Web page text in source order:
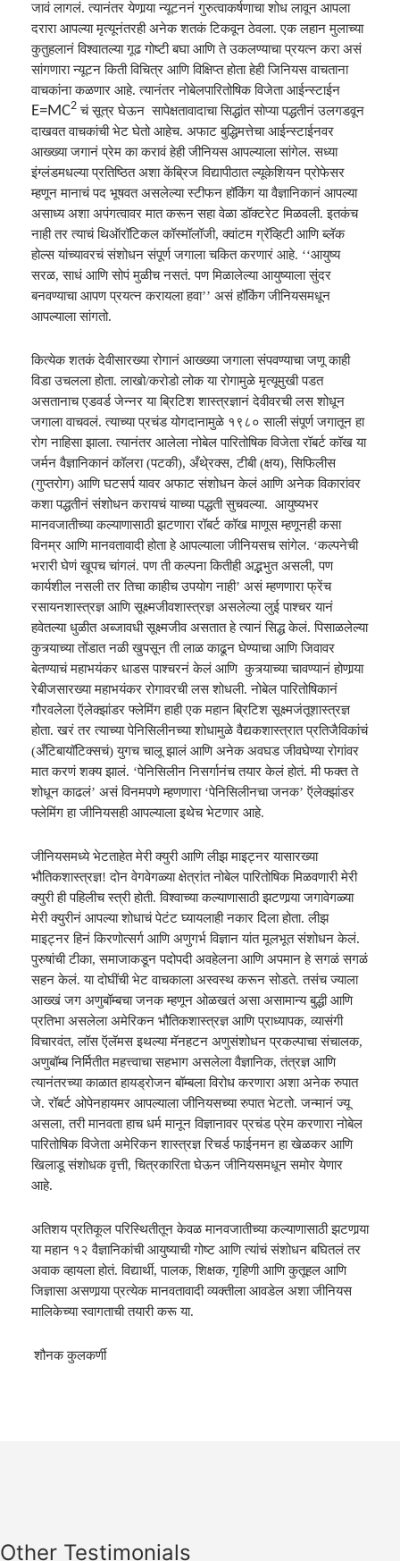
जावं लागलं. त्यानंतर येणार्‍यान्यूटननं गुरुत्वाकर्षणाचा शोध लावून आपला
दरारा आपल्या मृत्यूनंतरही अनेक शतकं टिकवून ठेवला. एक लहान मुलाच्या
कुतुहलानं विश्‍वातल्या गूढ गोष्टी बघा आणि ते उकलण्याचा प्रयत्न करा असं
सांगणारान्यूटन किती विचित्र आणि विक्षिप्त होता हेही जिनियस वाचताना
वाचकांना कळणार आहे. त्यानंतर नोबेलपारितोषिक विजेता आईन्स्टाईन
E=MC2 चं सूत्र घेऊन सापेक्षतावादाचा सिद्धांत सोप्या पद्धतीनं उलगडवून
दाखवत वाचकांची भेट घेतो आहेच. अफाट बुद्धिमत्तेचा आईन्स्टाईनवर
आख्ख्या जगानं प्रेम का करावं हेही जीनियस आपल्याला सांगेल. सध्या
इंग्लंडमधल्या प्रतिष्ठित अशा केंब्रिज विद्यापीठातल्यूकेशियन प्रोफेसर
म्हणून मानाचं पद भूषवत असलेल्या स्टीफन हॉकिंग या वैज्ञानिकानं आपल्या
असाध्य अशा अपंगत्वावर मात करून सहा वेळा डॉक्टरेट मिळवली. इतकंच
नाही तर त्याचं थिऑरॉटिकल कॉस्मॉलॉजी,क्वांटम ग्रॅव्हिटी आणि ब्लॅक
होल्स यांच्यावरचं संशोधन संपूर्ण जगाला चकित करणारं आहे. ‘‘आयुष्य
सरळ,साधं आणि सोपं मुळीच नसतं. पण मिळालेल्या आयुष्याला सुंदर
बनवण्याचा आपण प्रयत्न करायला हवा’’ असं हॉकिंगजीनियसमधून
आपल्याला सांगतो.
कित्येक शतकं देवीसारख्या रोगानं आख्ख्या जगाला संपवण्याचा जणू काही
विडा उचलला होता. लाखो/करोडो लोक या रोगामुळे मृत्यूमुखी पडत
असतानाच एडवर्ड जेन्नर या ब्रिटिश शास्त्रज्ञानं देवीवरची लस शोधून
जगाला वाचवलं. त्याच्या प्रचंड योगदानामुळे १९८० साली संपूर्ण जगातून हा
रोग नाहिसा झाला. त्यानंतर आलेला नोबेल पारितोषिक विजेता रॉबर्ट कॉख या
जर्मन वैज्ञानिकानं कॉलरा (पटकी), अँथे्रक्स,टीबी (क्षय),सिफिलीस
(गुप्तरोग) आणि घटसर्प यावर अफाट संशोधन केलं आणि अनेक विकारांवर
कशा पद्धतीनं संशोधन करायचं याच्या पद्धती सुचवल्या. आयुष्यभर
मानवजातीच्या कल्याणासाठी झटणारा रॉबर्ट कॉख माणूस म्हणूनही कसा
विनम्र आणि मानवतावादी होता हे आपल्याला जीनियसच सांगेल. ‘कल्पनेची
भरारी घेणं खूपच चांगलं. पण ती कल्पना कितीही अद्भभुत असली,पण
कार्यशील नसली तर तिचा काहीच उपयोग नाही’ असं म्हणणारा फ्रेंच
रसायनशास्त्रज्ञ आणि सूक्ष्मजीवशास्त्रज्ञ असलेल्या लुई पाश्‍चर यानं
हवेतल्या धुळीत अब्जावधी सूक्ष्मजीव असतात हे त्यानं सिद्ध केलं. पिसाळलेल्या
कुत्र्याच्या तोंडात नळी खुपसून ती लाळ काढून घेण्याचा आणि जिवावर
बेतण्याचं महाभयंकर धाडस पाश्‍चरनं केलं आणि कुत्र्याच्या चावण्यानं होणार्‍या
रेबीजसारख्या महाभयंकर रोगावरची लस शोधली. नोबेल पारितोषिकानं
गौरवलेला ऍलेक्झांडर फ्लेमिंग हाही एक महान ब्रिटिश सूक्ष्मजंतूशास्त्रज्ञ
होता. खरं तर त्याच्या पेनिसिलीनच्या शोधामुळे वैद्यकशास्त्रात प्रतिजैविकांचं
(अँटिबायॉटिक्सचं)युगच चालू झालं आणि अनेक अवघड जीवघेण्या रोगांवर
मात करणं शक्य झालं. ‘पेनिसिलीन निसर्गानंच तयार केलं होतं. मी फक्त ते
शोधून काढलं’ असं विनमपणे म्हणणारा ‘पेनिसिलीनचा जनक’ ऍलेक्झांडर
फ्लेमिंग हा जीनियसही आपल्याला इथेच भेटणार आहे.
जीनियसमध्ये भेटताहेत मेरीक्युरी आणि लीझ माइट्नर यासारख्या
भौतिकशास्त्रज्ञ! दोन वेगवेगळ्या क्षेत्रांत नोबेल पारितोषिक मिळवणारी मेरी
क्युरी ही पहिलीचस्त्रीहोती. विश्‍वाच्या कल्याणासाठी झटणार्‍या जगावेगळ्या
मेरीक्युरीनं आपल्या शोधाचं पेटंट घ्यायलाही नकार दिला होता. लीझ
माइट्नर हिनं किरणोत्सर्ग आणि अणुगर्भ विज्ञान यांत मूलभूत संशोधन केलं.
पुरुषांची टीका,समाजाकडून पदोपदी अवहेलना आणि अपमान हे सगळं सगळं
सहनकेलं. या दोघींची भेट वाचकाला अस्वस्थ करून सोडते. तसंच ज्याला
आख्खं जग अणुबॉम्बचा जनक म्हणून ओळखतं असा असामान्य बुद्धी आणि
प्रतिभा असलेला अमेरिकन भौतिकशास्त्रज्ञ आणि प्राध्यापक,व्यासंगी
विचारवंत,लॉस ऍलॅमस इथल्या मॅनहटन अणुसंशोधन प्रकल्पाचा संचालक,
अणुबॉम्ब निर्मितीत महत्त्वाचा सहभाग असलेला वैज्ञानिक,तंत्रज्ञ आणि
त्यानंतरच्या काळात हायड्रोजन बॉम्बला विरोध करणारा अशा अनेक रुपात
जे. रॉबर्ट ओपेनहायमर आपल्याला जीनियसच्या रुपात भेटतो. जन्मानंज्यू
असला,तरी मानवता हाच धर्म मानून विज्ञानावर प्रचंड प्रेम करणारा नोबेल
पारितोषिक विजेता अमेरिकन शास्त्रज्ञ रिचर्ड फाईनमन हा खेळकर आणि
खिलाडू संशोधक वृत्ती,चित्रकारिता घेऊन जीनियसमधून समोर येणार
आहे.
अतिशय प्रतिकूल परिस्थितीतून केवळ मानवजातीच्या कल्याणासाठी झटणार्‍या
या महान १२ वैज्ञानिकांची आयुष्याची गोष्ट आणि त्यांचं संशोधन बघितलं तर
अवाक व्हायला होतं. विद्यार्थी,पालक,शिक्षक,गृहिणी आणि कुतूहल आणि
जिज्ञासा असणार्‍या प्रत्येक मानवतावादी व्यक्तीला आवडेल अशाजीनियस
मालिकेच्या स्वागताची तयारी करू या.
शौनक कुलकर्णी
Other Testimonials